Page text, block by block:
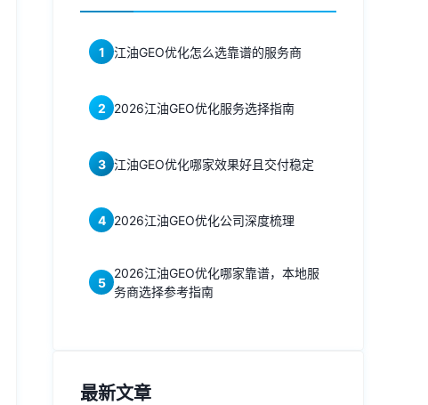
1 江油GEO优化怎么选靠谱的服务商
2 2026江油GEO优化服务选择指南
3 江油GEO优化哪家效果好且交付稳定
4 2026江油GEO优化公司深度梳理
5
2026江油GEO优化哪家靠谱，本地服
务商选择参考指南
最新文章